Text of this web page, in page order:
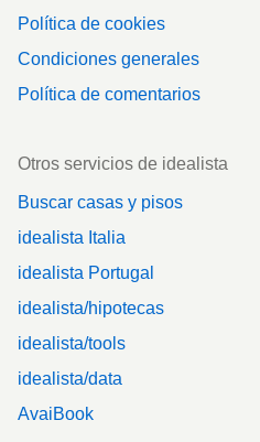
Política de cookies
Condiciones generales
Política de comentarios
Otros servicios de idealista
Buscar casas y pisos
idealista Italia
idealista Portugal
idealista/hipotecas
idealista/tools
idealista/data
AvaiBook